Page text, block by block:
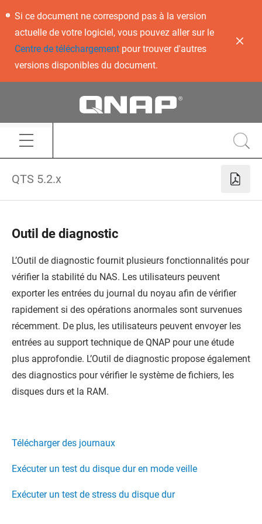
Si ce document ne correspond pas à la version
actuelle de votre logiciel, vous pouvez aller sur le
Centre de téléchargementpour trouver d'autres
versions disponibles du document.
QTS 5.2.x
Outil de diagnostic
L’Outil de diagnostic fournit plusieurs fonctionnalités pour
vérifier la stabilité du NAS. Les utilisateurs peuvent
exporter les entrées du journal du noyau afin de vérifier
rapidement si des opérations anormales sont survenues
récemment. De plus, les utilisateurs peuvent envoyer les
entrées au support technique de QNAP pour une étude
plus approfondie. L’Outil de diagnostic propose également
des diagnostics pour vérifier le système de fichiers, les
disques durs et la RAM.
Télécharger des journaux
Exécuter un test du disque dur en mode veille
Exécuter un test de stress du disque dur